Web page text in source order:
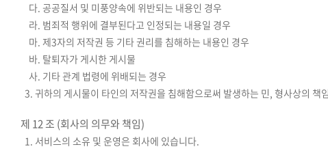
다. 공공질서 및 미풍양속에 위반되는 내용인 경우
라. 범죄적 행위에 결부된다고 인정되는 내용일 경우
마. 제3자의 저작권 등 기타 권리를 침해하는 내용인 경우
바. 탈퇴자가 게시한 게시물
사. 기타 관계 법령에 위배되는 경우
3. 귀하의 게시물이 타인의 저작권을 침해함으로써 발생하는 민, 형사상의 책
제 12 조 (회사의 의무와 책임)
1. 서비스의 소유 및 운영은 회사에 있습니다.